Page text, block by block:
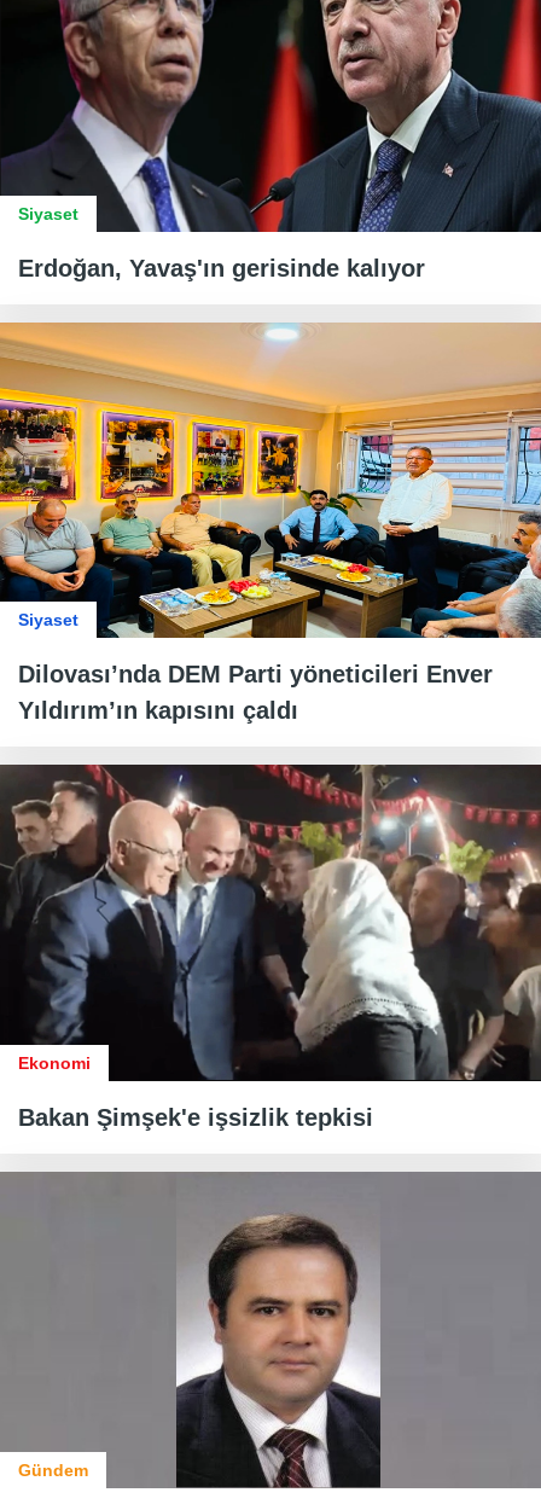
Siyaset
Erdoğan, Yavaş'ın gerisinde kalıyor
Siyaset
Dilovası’nda DEM Parti yöneticileri Enver
Yıldırım’ın kapısını çaldı
Ekonomi
Bakan Şimşek'e işsizlik tepkisi
Gündem